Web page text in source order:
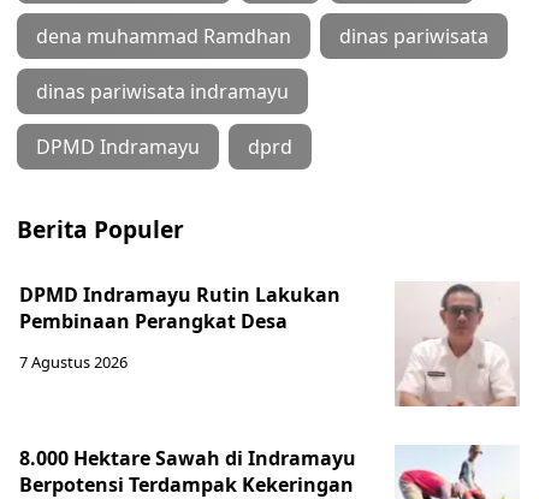
dena muhammad Ramdhan dinas pariwisata
dinas pariwisata indramayu
DPMD Indramayu dprd
Berita Populer
DPMD Indramayu Rutin Lakukan
Pembinaan Perangkat Desa
7 Agustus 2026
8.000 Hektare Sawah di Indramayu
Berpotensi Terdampak Kekeringan